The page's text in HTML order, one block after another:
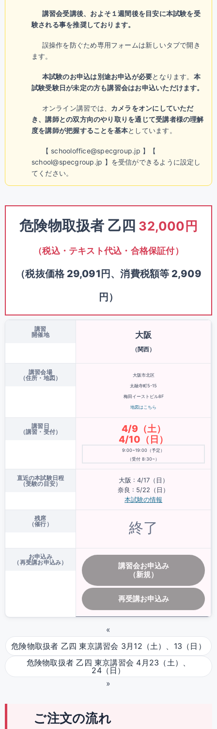
講習会受講後、およそ１週間後を目安に本試験を受
験される事を推奨しております。
誤操作を防ぐため専用フォームは新しいタブで開き
ます。
本試験のお申込は別途お申込が必要となります。 本
試験受験日が未定の方も講習会はお申込いただけます。
オンライン講習では、 カメラをオンにしていただ
き、講師との双方向のやり取りを通じて受講者様の理解
度を講師が把握することを基本としています。
【 schooloffice@specgroup.jp 】【
school@specgroup.jp 】を受信ができるように設定し
てください。
危険物取扱者 乙四 32,000円
（税込・テキスト代込・合格保証付）
（税抜価格 29,091円、消費税額等 2,909
円）
講習
開催地
大阪
（関西）
講習会場
（住所・地図）
大阪市北区
太融寺町5-15
梅田イーストビル8F
地図はこちら
講習日
（講習・受付）
4/9（土）
4/10（日）
9:00~19:00（予定）
（受付 8:30~）
直近の本試験日程
（受験の目安）
大阪 : 4/17（日）
奈良 : 5/22（日）
本試験の情報
残席
（催行）
終了
お申込み
（再受講お申込み）
講習会お申込み
（新規）
再受講お申込み
«
危険物取扱者 乙四 東京講習会 3月12（土）、13（日）
危険物取扱者 乙四 東京講習会 4月23（土）、
24（日）
»
ご注文の流れ